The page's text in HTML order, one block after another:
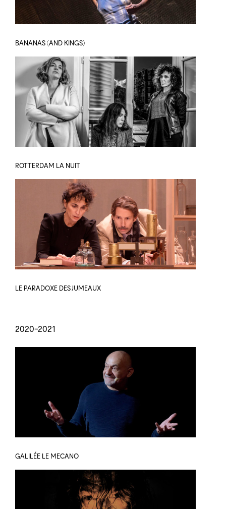
BANANAS (AND KINGS)
ROTTERDAM LA NUIT
LE PARADOXE DES JUMEAUX
2020-2021
GALILÉE LE MECANO